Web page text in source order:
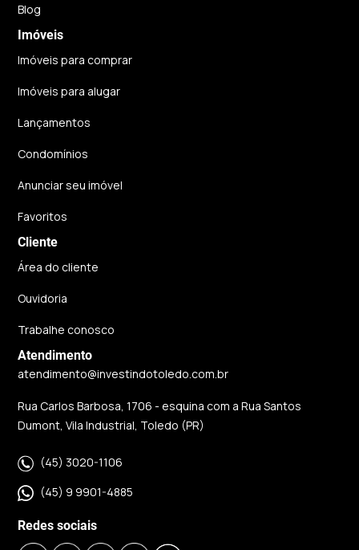
Blog
Imóveis
Imóveis para comprar
Imóveis para alugar
Lançamentos
Condomínios
Anunciar seu imóvel
Favoritos
Cliente
Área do cliente
Ouvidoria
Trabalhe conosco
Atendimento
atendimento@investindotoledo.com.br
Rua Carlos Barbosa, 1706 - esquina com a Rua Santos
Dumont, Vila Industrial, Toledo (PR)
(45) 3020-1106
(45) 9 9901-4885
Redes sociais